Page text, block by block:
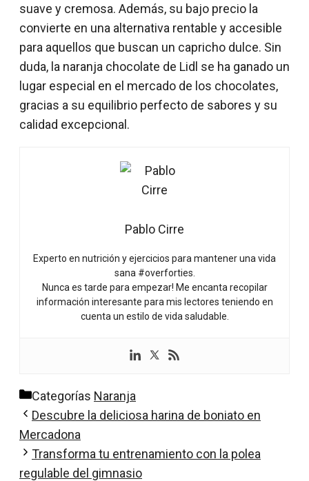
suave y cremosa. Además, su bajo precio la
convierte en una alternativa rentable y accesible
para aquellos que buscan un capricho dulce. Sin
duda, la naranja chocolate de Lidl se ha ganado un
lugar especial en el mercado de los chocolates,
gracias a su equilibrio perfecto de sabores y su
calidad excepcional.
Pablo Cirre
Experto en nutrición y ejercicios para mantener una vida
sana #overforties.
Nunca es tarde para empezar! Me encanta recopilar
información interesante para mis lectores teniendo en
cuenta un estilo de vida saludable.
Categorías Naranja
Descubre la deliciosa harina de boniato en
Mercadona
Transforma tu entrenamiento con la polea
regulable del gimnasio